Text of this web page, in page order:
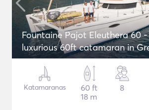
Fountaine Pajot Eleuthera 60
luxurious 60ft catamaran in
Katamaranas
60 ft
18 m
8